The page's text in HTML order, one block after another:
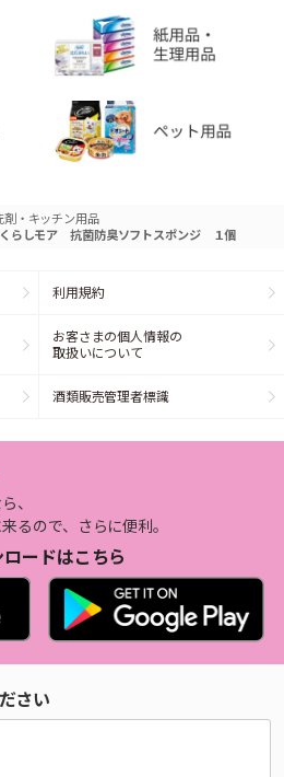
剤・キッチン用品
くらしモア 抗菌防臭ソフトスポンジ １個
利用規約
お客さまの個人情報の
取扱いについて
酒類販売管理者標識
、
るので、さらに便利。
ードはこちら
さい